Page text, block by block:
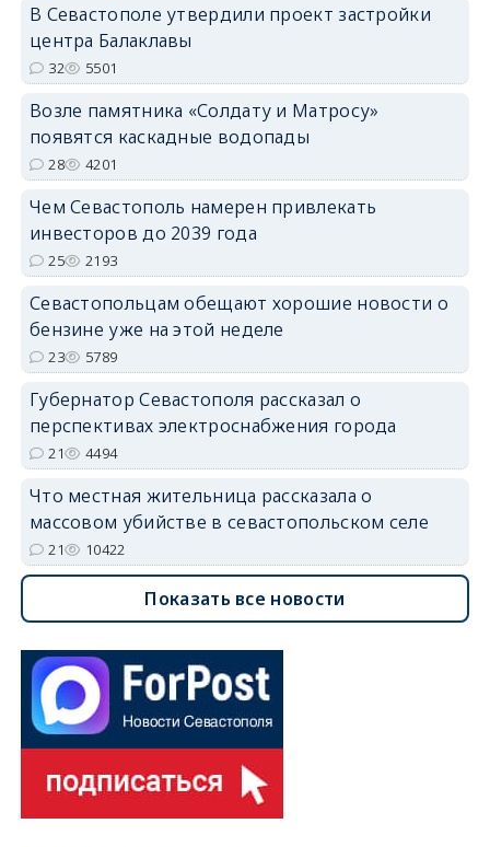
В Севастополе утвердили проект застройки
центра Балаклавы
32 5501
Возле памятника «Солдату и Матросу»
появятся каскадные водопады
28 4201
Чем Севастополь намерен привлекать
инвесторов до 2039 года
25 2193
Севастопольцам обещают хорошие новости о
бензине уже на этой неделе
23 5789
Губернатор Севастополя рассказал о
перспективах электроснабжения города
21 4494
Что местная жительница рассказала о
массовом убийстве в севастопольском селе
21 10422
Показать все новости